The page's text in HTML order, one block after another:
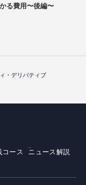
る費用〜後編〜
・デリバティブ
コース
ニュース解説